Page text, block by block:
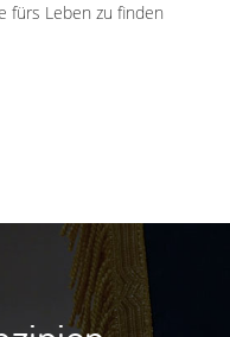
fürs Leben zu finden